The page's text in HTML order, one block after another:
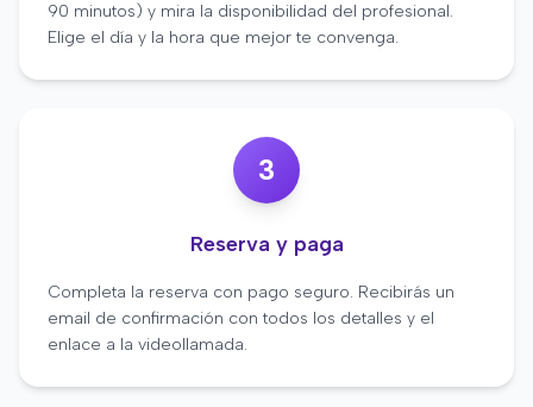
90 minutos) y mira la disponibilidad del profesional.
Elige el día y la hora que mejor te convenga.
3
Reserva y paga
Completa la reserva con pago seguro. Recibirás un
email de confirmación con todos los detalles y el
enlace a la videollamada.